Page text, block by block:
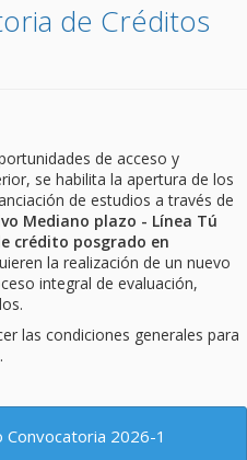
de Créditos
de acceso y
se habilita la apertura de los
de estudios a través de
Mediano plazo - Línea Tú
crédito posgrado en
la realización de un nuevo
integral de evaluación,
las condiciones generales para
Convocatoria 2026-1